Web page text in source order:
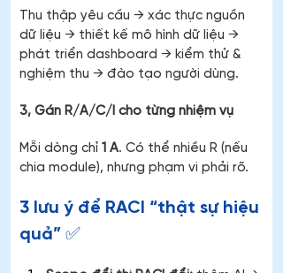
Thu thập yêu cầu → xác thực nguồn
dữ liệu → thiết kế mô hình dữ liệu →
phát triển dashboard → kiểm thử &
nghiệm thu → đào tạo người dùng.
3, Gán R/A/C/I cho từng nhiệm vụ
Mỗi dòng chỉ 1 A. Có thể nhiều R (nếu
chia module), nhưng phạm vi phải rõ.
3 lưu ý để RACI “thật sự hiệu
quả” ✅